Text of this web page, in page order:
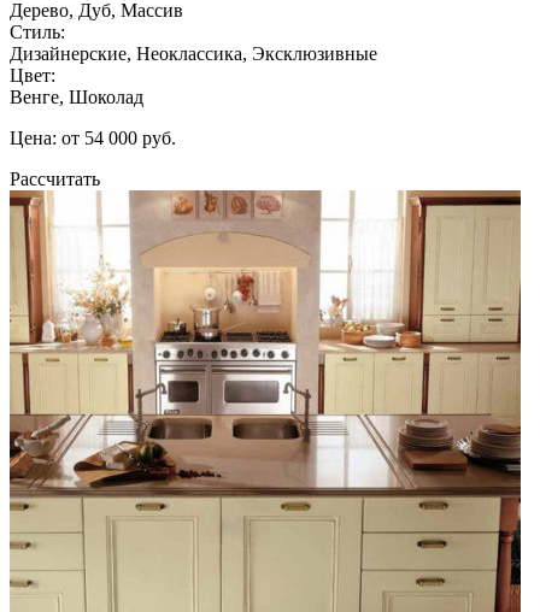
Дерево, Дуб, Массив
Стиль:
Дизайнерские, Неоклассика, Эксклюзивные
Цвет:
Венге, Шоколад
Цена: от 54 000 руб.
Рассчитать